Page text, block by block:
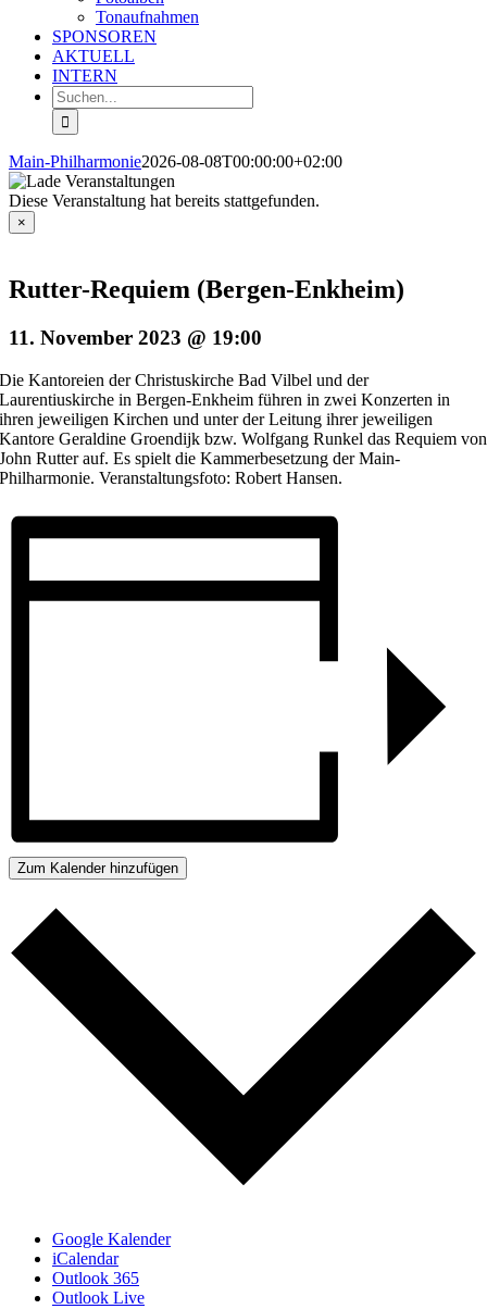
Tonaufnahmen
SPONSOREN
AKTUELL
INTERN
Suche
nach:
Main-Philharmonie2026-08-08T00:00:00+02:00
Diese Veranstaltung hat bereits stattgefunden.
×
Rutter-Requiem (Bergen-Enkheim)
11. November 2023 @ 19:00
Die Kantoreien der Christuskirche Bad Vilbel und der
Laurentiuskirche in Bergen-Enkheim führen in zwei Konzerten in
ihren jeweiligen Kirchen und unter der Leitung ihrer jeweiligen
Kantore Geraldine Groendijk bzw. Wolfgang Runkel das Requiem von
John Rutter auf. Es spielt die Kammerbesetzung der Main-
Philharmonie. Veranstaltungsfoto: Robert Hansen.
Zum Kalender hinzufügen
Google Kalender
iCalendar
Outlook 365
Outlook Live